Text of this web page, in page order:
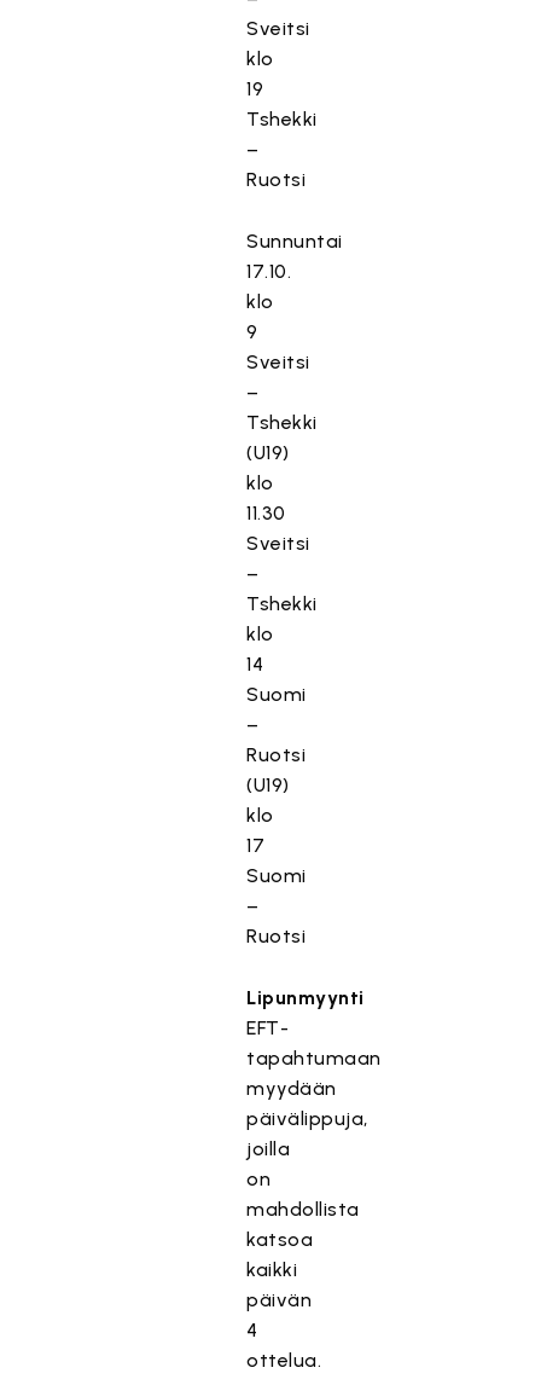
Sveitsi
klo
19
Tshekki
–
Ruotsi
Sunnuntai
17.10.
klo
9
Sveitsi
–
Tshekki
(U19)
klo
11.30
Sveitsi
–
Tshekki
klo
14
Suomi
–
Ruotsi
(U19)
klo
17
Suomi
–
Ruotsi
Lipunmyynti
EFT-
tapahtumaan
myydään
päivälippuja,
joilla
on
mahdollista
katsoa
kaikki
päivän
4
ottelua.